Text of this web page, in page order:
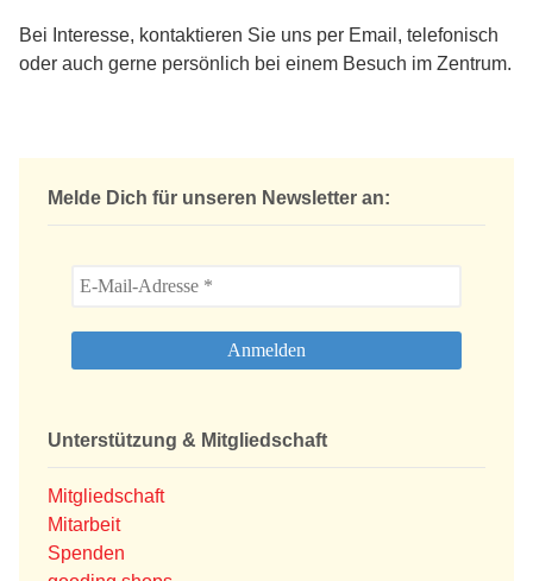
Bei Interesse, kontaktieren Sie uns per Email, telefonisch
oder auch gerne persönlich bei einem Besuch im Zentrum.
Melde Dich für unseren Newsletter an:
Unterstützung & Mitgliedschaft
Mitgliedschaft
Mitarbeit
Spenden